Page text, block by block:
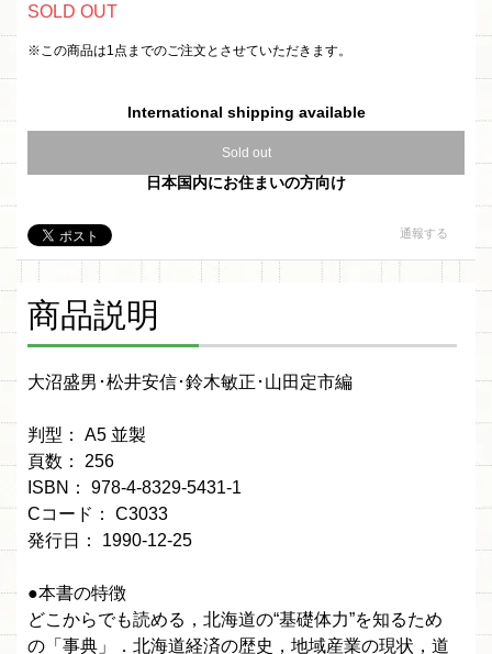
SOLD OUT
※この商品は1点までのご注文とさせていただきます。
International shipping available
Sold out
日本国内にお住まいの方向け
通報する
商品説明
大沼盛男･松井安信･鈴木敏正･山田定市編
判型： A5 並製
頁数： 256
ISBN： 978-4-8329-5431-1
Cコード： C3033
発行日： 1990-12-25
●本書の特徴
どこからでも読める，北海道の“基礎体力”を知るため
の「事典」．北海道経済の歴史，地域産業の現状，道